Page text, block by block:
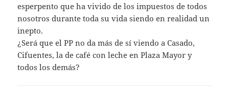
esperpento que ha vivido de los impuestos de todos
nosotros durante toda su vida siendo en realidad un
inepto.
¿Será que el PP no da más de sí viendo a Casado,
Cifuentes, la de café con leche en Plaza Mayor y
todos los demás?